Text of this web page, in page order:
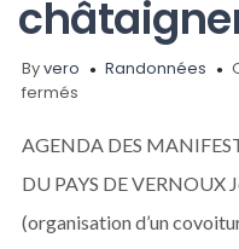
Byvero Randonnées
fermés
guidée
halte
dans
notre
AGENDA DES
DU PAYS DE VERNOUX
(organisation d’un